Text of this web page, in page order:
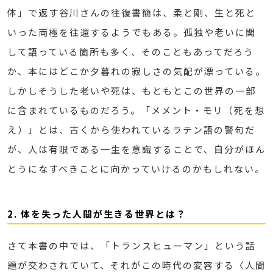
体」で返す谷川さんの往復書簡は、柔と剛、生と死と
いった両極を往還するようでもある。孤独や老いに関
して語っている箇所も多く、そのこともあってだろう
か、本にはどこか夕暮れの寂しさの気配が漂っている。
しかしそうした老いや死は、もともとこの世界の一部
に含まれているものだろう。「メメント・モリ（死を想
え）」とは、古くから使われているラテン語の警句だ
が、人は有限である一生を意識することで、自分がほん
とうになすべきことに向かっていけるのかもしれない。
2. 体を失った人間が生きる世界とは？
さて本書の中では、「トランスヒューマン」という話
題が交わされていて、それがこの時代の変容する〈人間